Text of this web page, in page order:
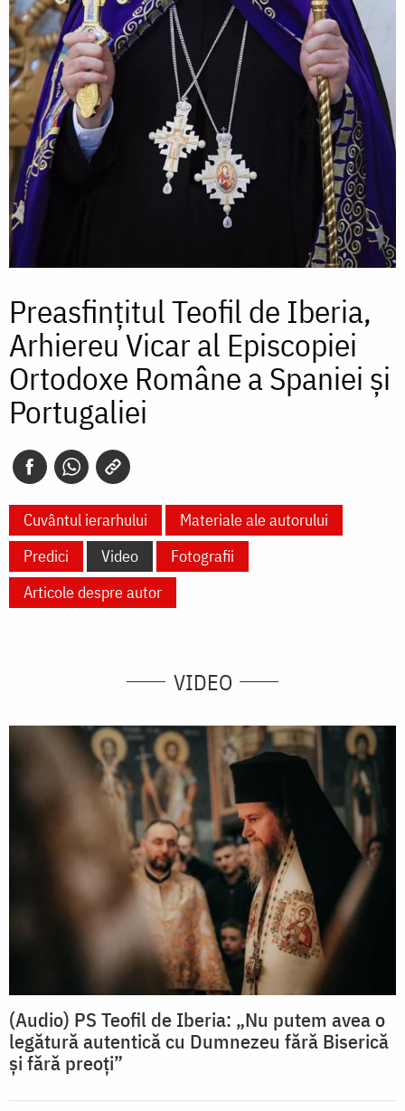
Preasfințitul Teofil de Iberia,
Arhiereu Vicar al Episcopiei
Ortodoxe Române a Spaniei și
Portugaliei
Cuvântul ierarhului
Materiale ale autorului
Predici
Video
Fotografii
Articole despre autor
VIDEO
(Audio) PS Teofil de Iberia: „Nu putem avea o
legătură autentică cu Dumnezeu fără Biserică
și fără preoți”